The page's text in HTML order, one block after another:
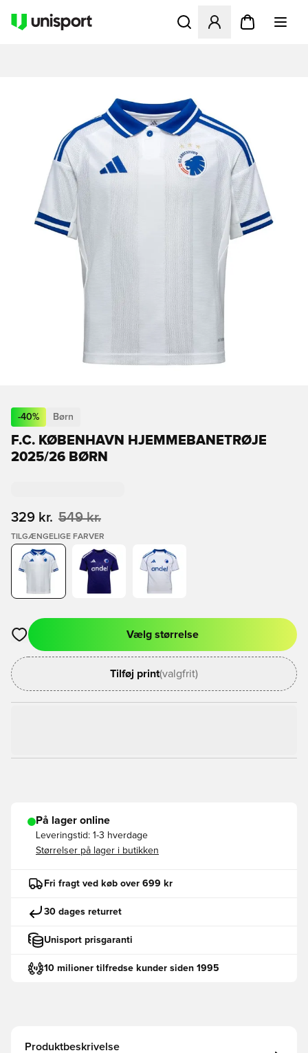
Åbner en Modal til at
-40% Børn
F.C. KØBENHAVN HJEMMEBANETRØJE
2025/26 BØRN
329 kr. 549 kr.
TILGÆNGELIGE FARVER
Åbner en Modal til at logge ind eller tilmelde dig som medlem
Vælg størrelse
Tilføj print(valgfrit)
På lager online
Leveringstid: 1-3 hverdage
Størrelser på lager i butikken
Fri fragt ved køb over 699 kr
30 dages returret
Unisport prisgaranti
10 milioner tilfredse kunder siden 1995
Produktbeskrivelse